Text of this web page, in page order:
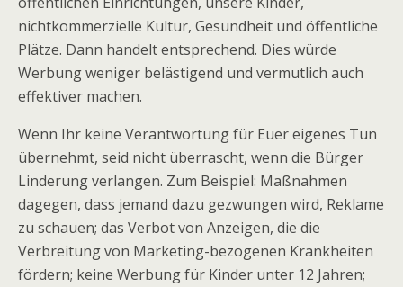
nichtkommerzielle Kultur, Gesundheit und öffentliche
Plätze. Dann handelt entsprechend. Dies würde
Werbung weniger belästigend und vermutlich auch
effektiver machen.
Wenn Ihr keine Verantwortung für Euer eigenes Tun
übernehmt, seid nicht überrascht, wenn die Bürger
Linderung verlangen. Zum Beispiel: Maßnahmen
dagegen, dass jemand dazu gezwungen wird, Reklame
zu schauen; das Verbot von Anzeigen, die die
Verbreitung von Marketing-bezogenen Krankheiten
fördern; keine Werbung für Kinder unter 12 Jahren;